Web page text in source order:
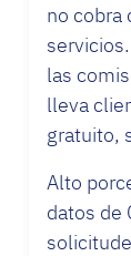
no cobra
las
lleva
gratuito,
Alto
datos de